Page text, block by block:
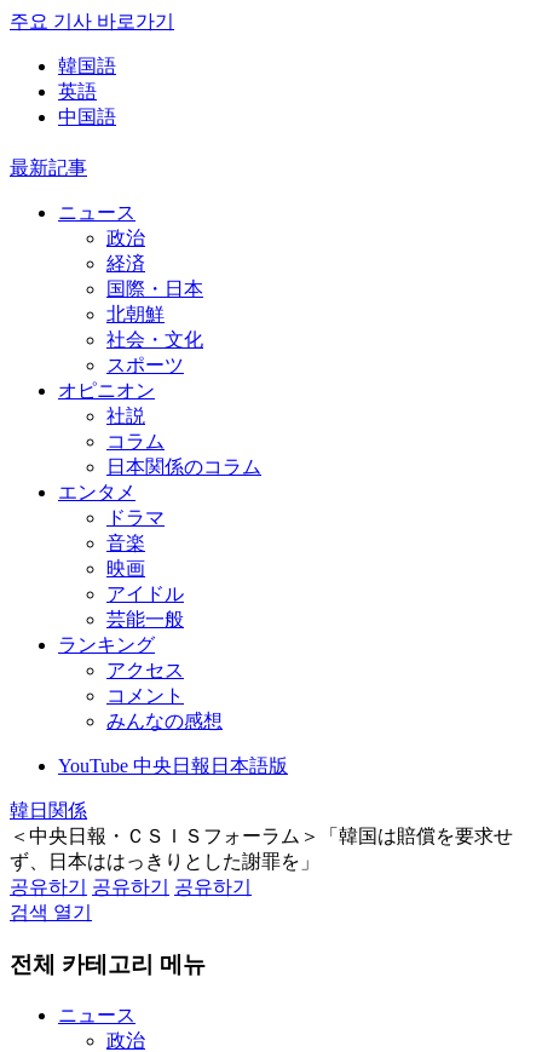
주요 기사 바로가기
韓国語
英語
中国語
最新記事
ニュース
政治
経済
国際・日本
北朝鮮
社会・文化
スポーツ
オピニオン
社説
コラム
日本関係のコラム
エンタメ
ドラマ
音楽
映画
アイドル
芸能一般
ランキング
アクセス
コメント
みんなの感想
YouTube 中央日報日本語版
韓日関係
＜中央日報・ＣＳＩＳフォーラム＞「韓国は賠償を要求せ
ず、日本ははっきりとした謝罪を」
공유하기
공유하기
공유하기
검색 열기
전체 카테고리 메뉴
ニュース
政治